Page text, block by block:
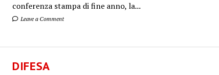
conferenza stampa di fine anno, la...
Leave a Comment
DIFESA